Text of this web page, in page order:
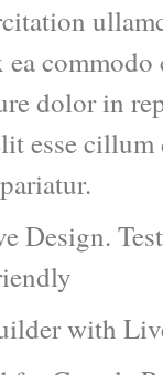
commodo
dolor in
esse cillum
Design.
with